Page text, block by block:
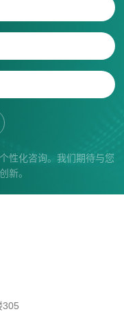
性化咨询。我们期待与您
新。
305